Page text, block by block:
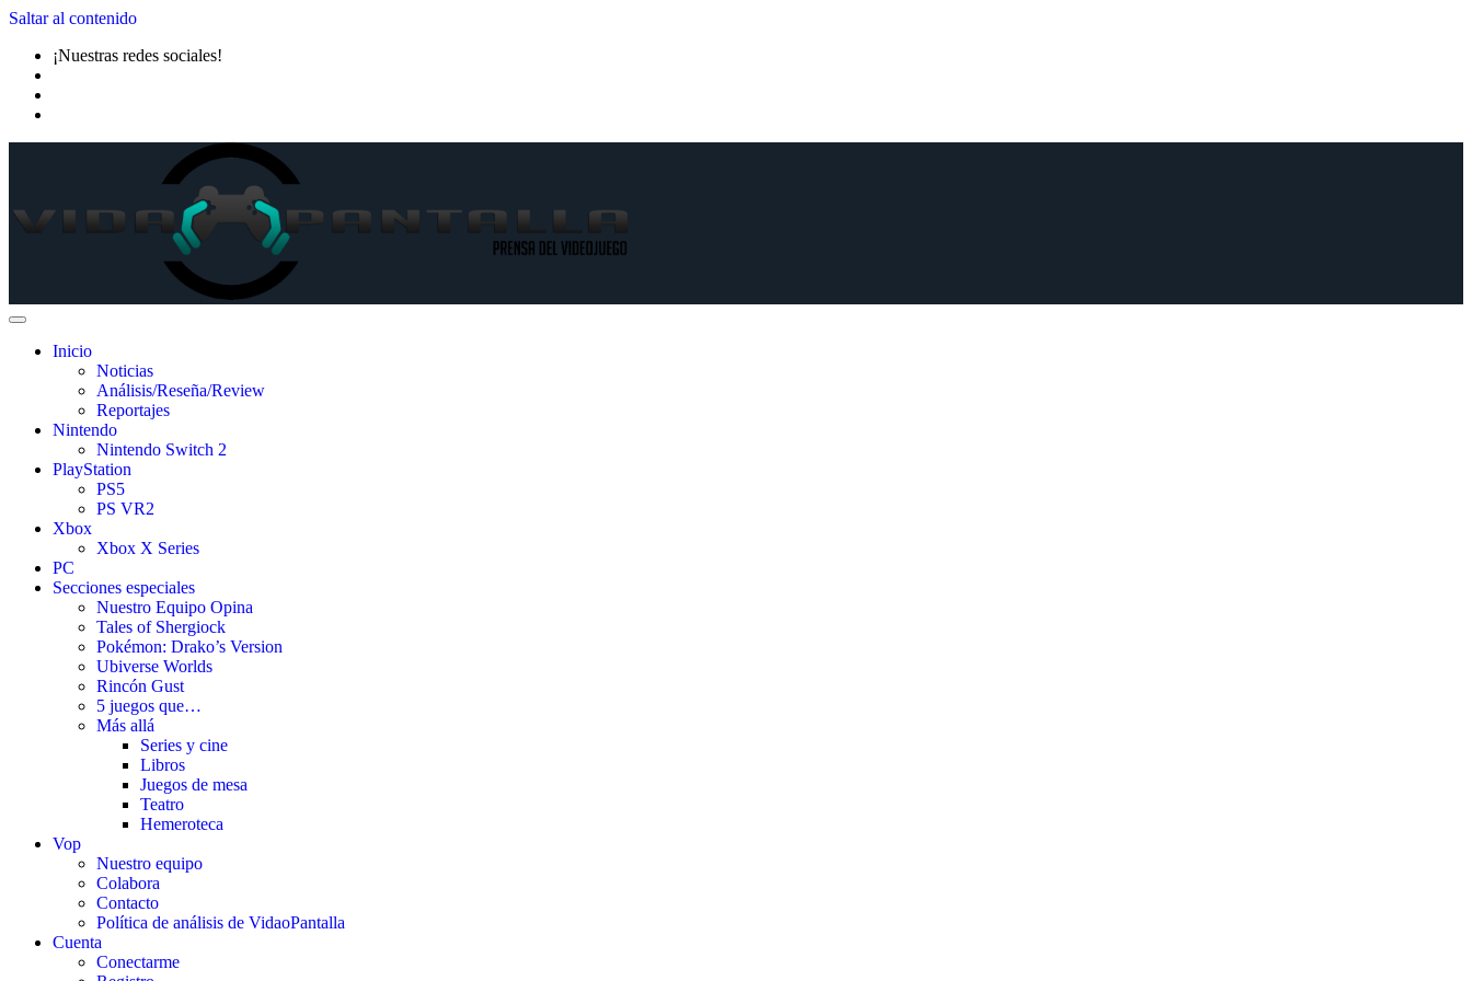
Saltar al contenido
¡Nuestras redes sociales!
Inicio
Noticias
Análisis/Reseña/Review
Reportajes
Nintendo
Nintendo Switch 2
PlayStation
PS5
PS VR2
Xbox
Xbox X Series
PC
Secciones especiales
Nuestro Equipo Opina
Tales of Shergiock
Pokémon: Drako’s Version
Ubiverse Worlds
Rincón Gust
5 juegos que…
Más allá
Series y cine
Libros
Juegos de mesa
Teatro
Hemeroteca
Vop
Nuestro equipo
Colabora
Contacto
Política de análisis de VidaoPantalla
Cuenta
Conectarme